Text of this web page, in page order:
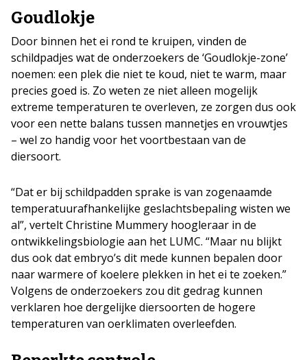
Goudlokje
Door binnen het ei rond te kruipen, vinden de
schildpadjes wat de onderzoekers de ‘Goudlokje-zone’
noemen: een plek die niet te koud, niet te warm, maar
precies goed is. Zo weten ze niet alleen mogelijk
extreme temperaturen te overleven, ze zorgen dus ook
voor een nette balans tussen mannetjes en vrouwtjes
– wel zo handig voor het voortbestaan van de
diersoort.
“Dat er bij schildpadden sprake is van zogenaamde
temperatuurafhankelijke geslachtsbepaling wisten we
al”, vertelt Christine Mummery hoogleraar in de
ontwikkelingsbiologie aan het LUMC. “Maar nu blijkt
dus ook dat embryo’s dit mede kunnen bepalen door
naar warmere of koelere plekken in het ei te zoeken.”
Volgens de onderzoekers zou dit gedrag kunnen
verklaren hoe dergelijke diersoorten de hogere
temperaturen van oerklimaten overleefden.